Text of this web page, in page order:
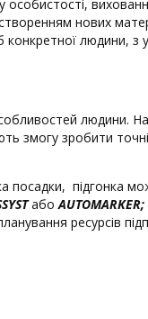
особистості,
нових
конкретної людини,
людини.
змогу зробити
посадки, підгонка
або AUTOMARKER;
ресурсів